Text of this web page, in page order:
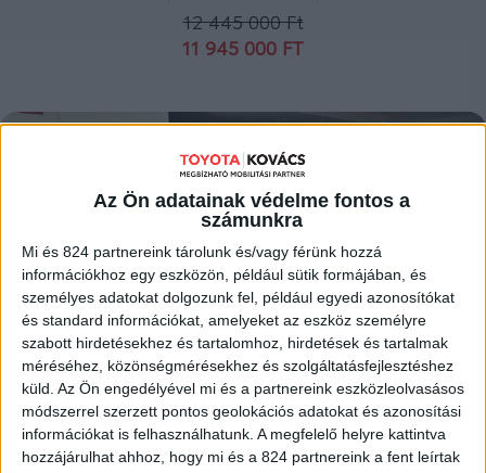
Az Ön adatainak védelme fontos a
számunkra
Mi és 824 partnereink tárolunk és/vagy férünk hozzá
információkhoz egy eszközön, például sütik formájában, és
személyes adatokat dolgozunk fel, például egyedi azonosítókat
és standard információkat, amelyeket az eszköz személyre
szabott hirdetésekhez és tartalomhoz, hirdetések és tartalmak
méréséhez, közönségmérésekhez és szolgáltatásfejlesztéshez
küld. Az Ön engedélyével mi és a partnereink eszközleolvasásos
módszerrel szerzett pontos geolokációs adatokat és azonosítási
információkat is felhasználhatunk. A megfelelő helyre kattintva
hozzájárulhat ahhoz, hogy mi és a 824 partnereink a fent leírtak
10 600 000 Ft
10 000 000 FT
MEGNÉZEM